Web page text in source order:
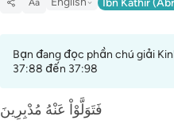
Aa
Bạn đang đọc phần chú giải
37:88 đến 37:98
فَتَوَلَّوْاْ عَنْهُ مُدْبِرِينَ